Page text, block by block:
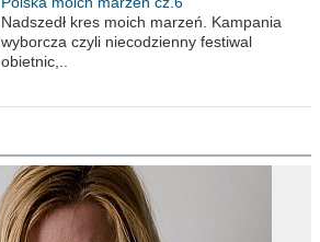
Nadszedł kres moich marzeń. Kampania
wyborcza czyli niecodzienny festiwal
obietnic,..